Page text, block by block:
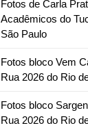
Fotos de Carla
Acadêmicos do
São Paulo
Fotos bloco Vem
Rua 2026 do Rio
Fotos bloco
Rua 2026 do Rio